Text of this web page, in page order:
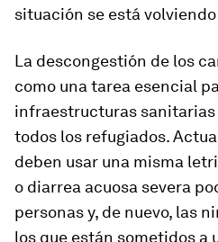
situación se está
La descongestión de los
como una tarea esencial
infraestructuras sanitarias
todos los refugiados.
deben usar una misma
o diarrea acuosa severa
personas y, de nuevo, las
los que están sometidos a